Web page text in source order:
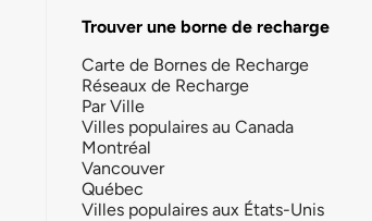
Trouver une borne de recharge
Carte de Bornes de Recharge
Réseaux de Recharge
Par Ville
Villes populaires au Canada
Montréal
Vancouver
Québec
Villes populaires aux États-Unis